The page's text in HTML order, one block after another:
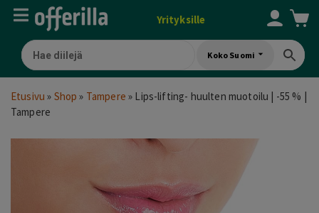
Yrityksille
Koko Suomi
Etusivu » Shop » Tampere » Lips-lifting- huulten muotoilu | -55 % |
Tampere